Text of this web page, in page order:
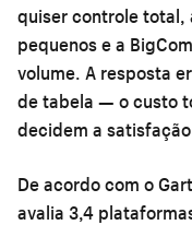
quiser controle total,
pequenos e a
volume. A resposta
de tabela — o custo
decidem a
De acordo com o
avalia 3,4